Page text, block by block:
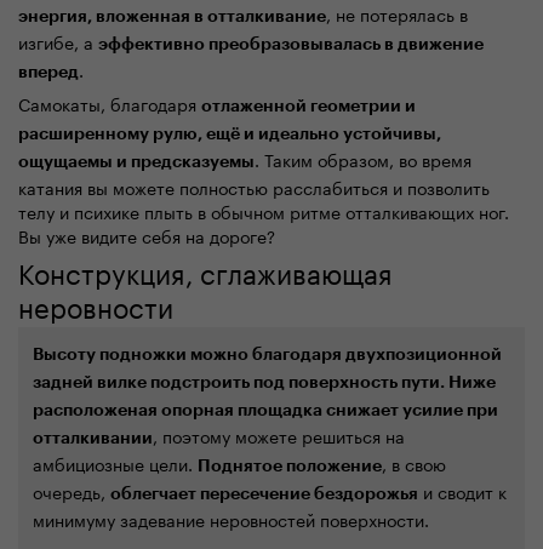
энергия, вложенная в отталкивание, не потерялась в
изгибе, а эффективно преобразовывалась в движение
вперед.
Самокаты, благодаря отлаженной геометрии и
расширенному рулю, ещё и идеально устойчивы,
ощущаемы и предсказуемы. Таким образом, во время
катания вы можете полностью расслабиться и позволить
телу и психике плыть в обычном ритме отталкивающих ног.
Вы уже видите себя на дороге?
Конструкция, сглаживающая
неровности
Высоту подножки можно благодаря двухпозиционной
задней вилке подстроить под поверхность пути. Ниже
расположеная опорная площадка снижает усилие при
отталкивании, поэтому можете решиться на
амбициозные цели.
Поднятое положение, в свою
очередь, облегчает пересечение бездорожья и сводит к
минимуму задевание неровностей поверхности.